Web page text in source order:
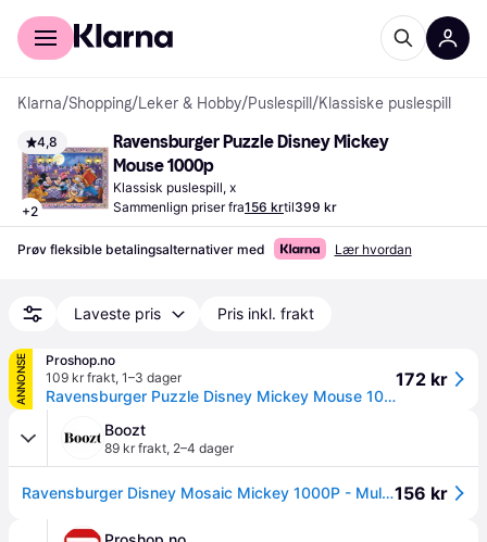
For kunder
Klarna/Shopping/Leker & Hobby/Puslespill /Klassiske puslespill
4,8
+2
Ravensburger Puzzle Disney Mickey
Mouse 1000p
Klassisk puslespill, x
Sammenlign priser fra156 krtil399 kr
Prøv fleksible betalingsalternativer med Lær hvordan
Laveste pris Pris inkl. frakt
ANNONSE
Proshop.no
109 kr frakt, 1–3 dager
Ravensburger Puzzle Disney Mickey Mouse 1000p
172 kr
Boozt
89 kr frakt, 2–4 dager
Ravensburger Disney Mosaic Mickey 1000P - Multi/patterned - ONE SIZE156 kr